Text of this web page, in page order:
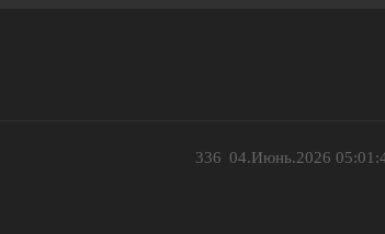
04.Июнь.2026
336